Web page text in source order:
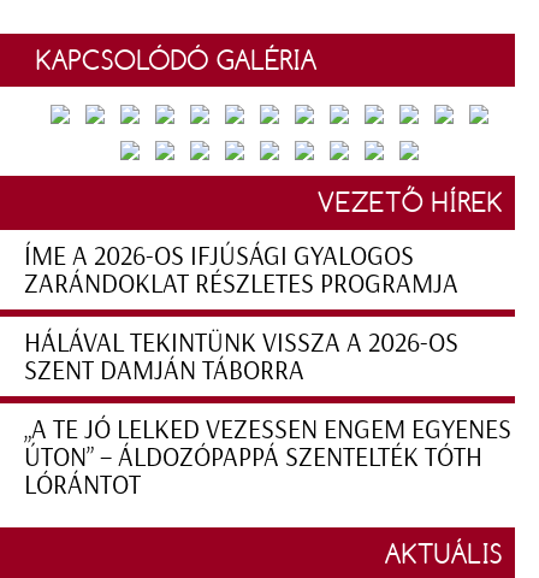
KAPCSOLÓDÓ GALÉRIA
VEZETŐ HÍREK
ÍME A 2026-OS IFJÚSÁGI GYALOGOS
ZARÁNDOKLAT RÉSZLETES PROGRAMJA
HÁLÁVAL TEKINTÜNK VISSZA A 2026-OS
SZENT DAMJÁN TÁBORRA
„A TE JÓ LELKED VEZESSEN ENGEM EGYENES
ÚTON” – ÁLDOZÓPAPPÁ SZENTELTÉK TÓTH
LÓRÁNTOT
AKTUÁLIS